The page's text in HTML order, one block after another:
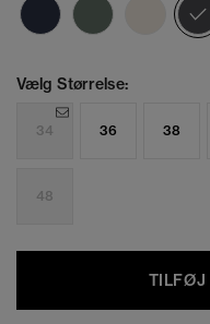
Vælg Størrelse:
34 36 38
48
TILFØJ